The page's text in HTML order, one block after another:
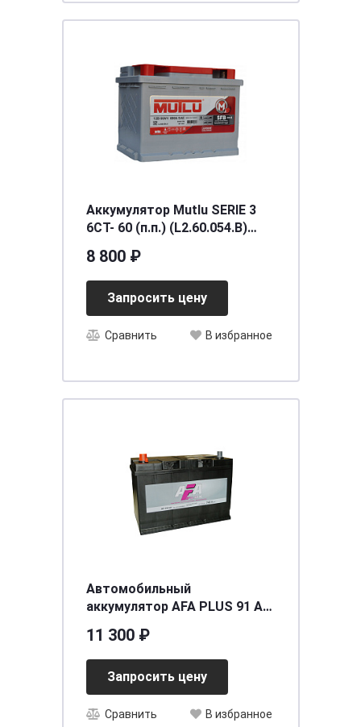
Аккумулятор Mutlu SERIE 3
6CT- 60 (п.п.) (L2.60.054.B)
8 800 ₽
Запросить цену
Сравнить В избранное
Автомобильный
аккумулятор AFA PLUS 91 А/ч
яп.ст. [д306ш173в225/740]
11 300 ₽
Запросить цену
Сравнить В избранное